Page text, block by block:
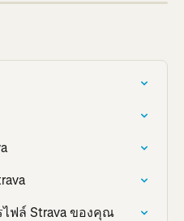
ฟล์ Strava ของคุณ